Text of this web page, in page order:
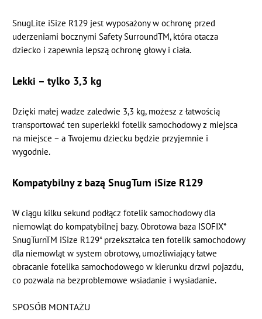
SnugLite iSize R129 jest wyposażony w ochronę przed
uderzeniami bocznymi Safety SurroundTM, która otacza
dziecko i zapewnia lepszą ochronę głowy i ciała.
Lekki – tylko 3,3 kg
Dzięki małej wadze zaledwie 3,3 kg, możesz z łatwością
transportować ten superlekki fotelik samochodowy z miejsca
na miejsce – a Twojemu dziecku będzie przyjemnie i
wygodnie.
Kompatybilny z bazą SnugTurn iSize R129
W ciągu kilku sekund podłącz fotelik samochodowy dla
niemowląt do kompatybilnej bazy. Obrotowa baza ISOFIX*
SnugTurnTM iSize R129* przekształca ten fotelik samochodowy
dla niemowląt w system obrotowy, umożliwiający łatwe
obracanie fotelika samochodowego w kierunku drzwi pojazdu,
co pozwala na bezproblemowe wsiadanie i wysiadanie.
SPOSÓB MONTAŻU